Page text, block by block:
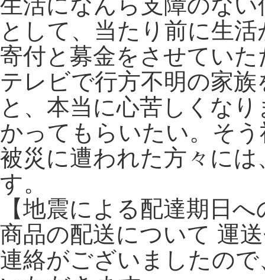
として、当たり前に生
寄付と募金をさせてい
テレビで行方不明の家
と、本当に心苦しくな
かってもらいたい。そ
被災に遭われた方々に
す。
【地震による配達期日
商品の配送について 運
連絡がございましたの